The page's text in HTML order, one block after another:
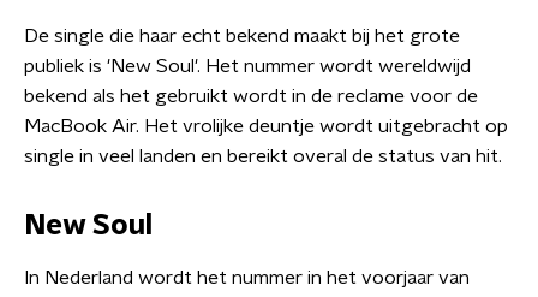
De single die haar echt bekend maakt bij het grote
publiek is 'New Soul'. Het nummer wordt wereldwijd
bekend als het gebruikt wordt in de reclame voor de
MacBook Air. Het vrolijke deuntje wordt uitgebracht op
single in veel landen en bereikt overal de status van hit.
New Soul
In Nederland wordt het nummer in het voorjaar van